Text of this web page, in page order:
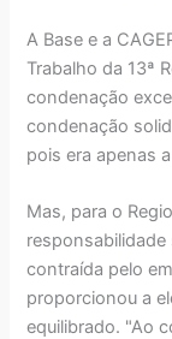
A Base e a
Trabalho da 13ª
condenação
condenação
pois era apenas
Mas, para o
responsabilidade
contraída pelo
proporcionou a
equilibrado. "Ao